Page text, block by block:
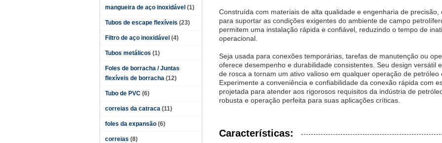
mangueira de aço inoxidável (1)
Tubos de escape flexíveis (23)
Filtro de aço inoxidável (4)
Tubos metálicos (1)
Foles de borracha / Juntas
flexíveis de borracha (12)
Tubo de PVC (6)
correias da catraca (11)
foles da expansão (6)
correias (8)
Construída com materiais de alta qualidade e engenharia de
para suportar as condições exigentes do ambiente de campo
permitem uma instalação rápida e confiável, reduzindo o tempo de
operacional.
Seja usada para conexões temporárias, tarefas de manutenção ou
oferece desempenho e durabilidade consistentes. Seu design versátil
de rosca a tornam um ativo valioso em qualquer operação de petróleo
Experimente a conveniência e confiabilidade da conexão rápida com
projetada para atender aos rigorosos requisitos da indústria de
robusta e operação perfeita para suas aplicações críticas.
Características: